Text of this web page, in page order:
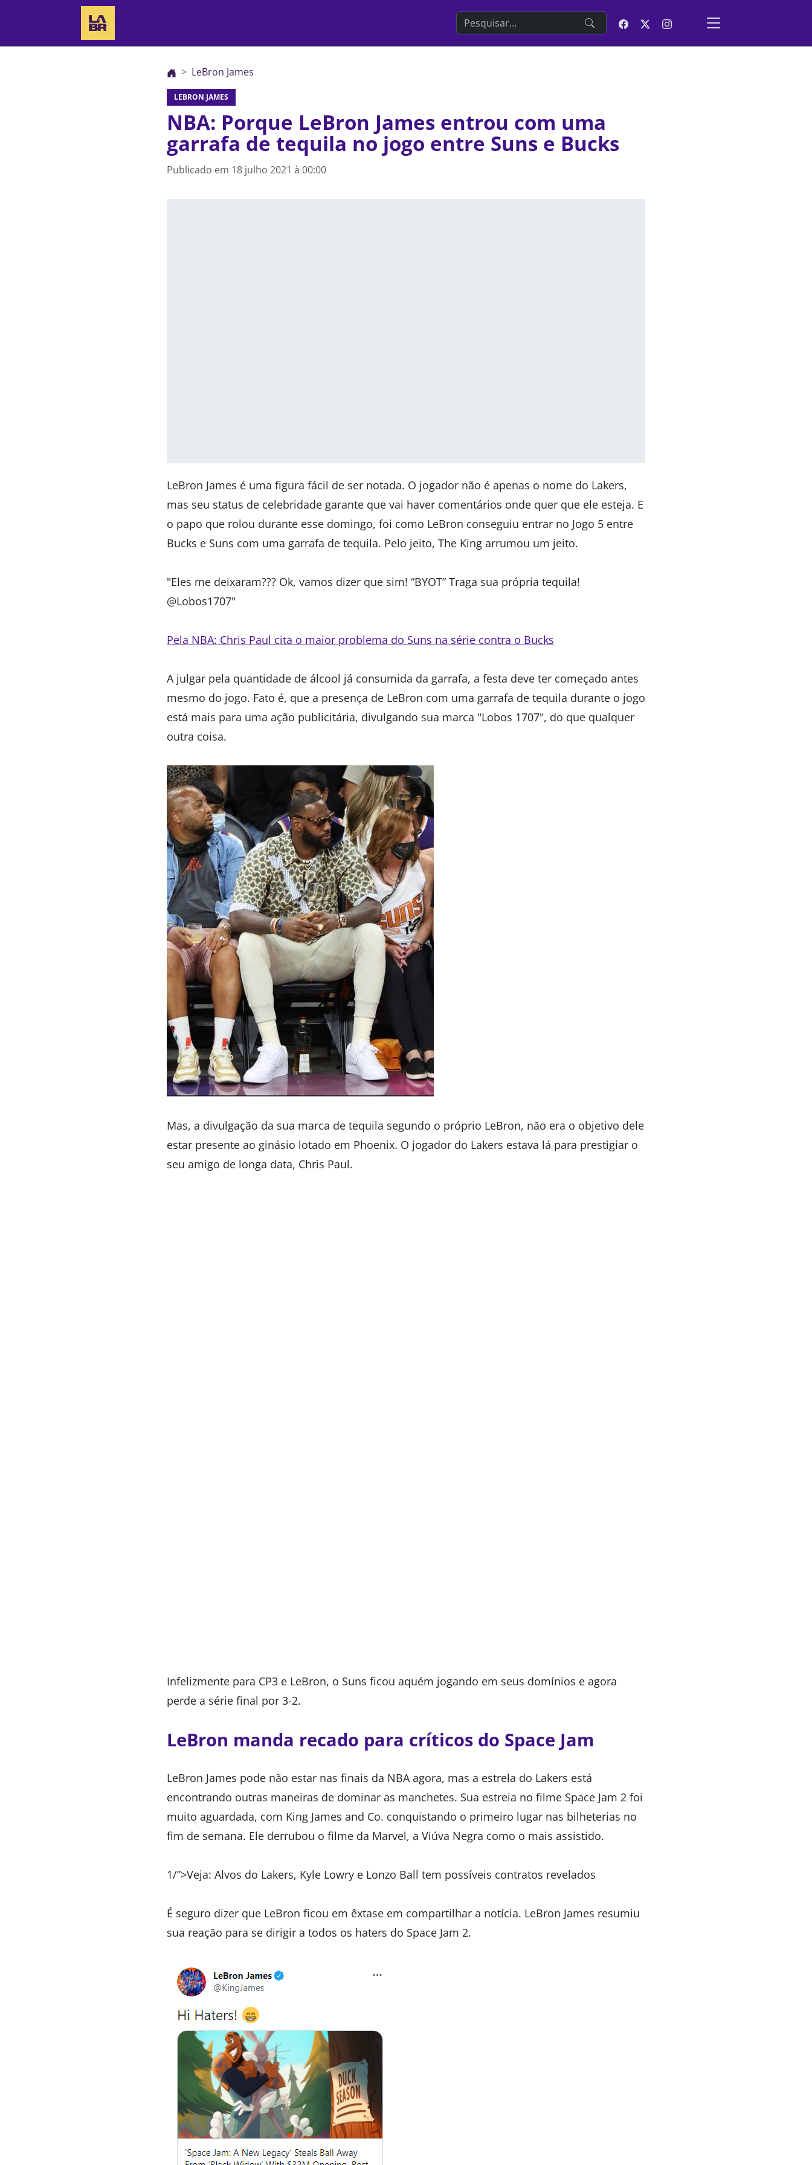
Search the website
LeBron James
LEBRON JAMES
NBA: Porque LeBron James entrou com uma
garrafa de tequila no jogo entre Suns e Bucks
Publicado em 18 julho 2021 à 00:00
LeBron James é uma figura fácil de ser notada. O jogador não é apenas o nome do Lakers,
mas seu status de celebridade garante que vai haver comentários onde quer que ele esteja. E
o papo que rolou durante esse domingo, foi como LeBron conseguiu entrar no Jogo 5 entre
Bucks e Suns com uma garrafa de tequila. Pelo jeito, The King arrumou um jeito.
"Eles me deixaram??? Ok, vamos dizer que sim! “BYOT” Traga sua própria tequila!
@Lobos1707"
Pela NBA: Chris Paul cita o maior problema do Suns na série contra o Bucks
A julgar pela quantidade de álcool já consumida da garrafa, a festa deve ter começado antes
mesmo do jogo. Fato é, que a presença de LeBron com uma garrafa de tequila durante o jogo
está mais para uma ação publicitária, divulgando sua marca "Lobos 1707", do que qualquer
outra coisa.
Mas, a divulgação da sua marca de tequila segundo o próprio LeBron, não era o objetivo dele
estar presente ao ginásio lotado em Phoenix. O jogador do Lakers estava lá para prestigiar o
seu amigo de longa data, Chris Paul.
Infelizmente para CP3 e LeBron, o Suns ficou aquém jogando em seus domínios e agora
perde a série final por 3-2.
LeBron manda recado para críticos do Space Jam
LeBron James pode não estar nas finais da NBA agora, mas a estrela do Lakers está
encontrando outras maneiras de dominar as manchetes. Sua estreia no filme Space Jam 2 foi
muito aguardada, com King James and Co. conquistando o primeiro lugar nas bilheterias no
fim de semana. Ele derrubou o filme da Marvel, a Viúva Negra como o mais assistido.
1/”>Veja: Alvos do Lakers, Kyle Lowry e Lonzo Ball tem possíveis contratos revelados
É seguro dizer que LeBron ficou em êxtase em compartilhar a notícia. LeBron James resumiu
sua reação para se dirigir a todos os haters do Space Jam 2.